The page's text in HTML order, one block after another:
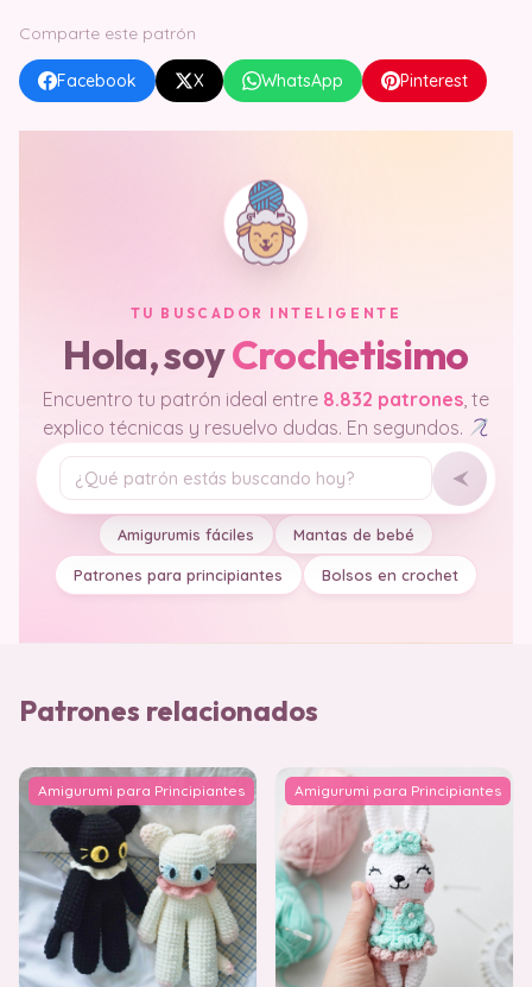
Comparte este patrón
Facebook X WhatsApp Pinterest
TU BUSCADOR INTELIGENTE
Hola, soyCrochetisimo
Encuentro tu patrón ideal entre 8.832 patrones, te
explico técnicas y resuelvo dudas. En segundos.
Tu pregunta
Amigurumis fáciles Mantas de bebé
Patrones para principiantes Bolsos en crochet
Patrones relacionados
Amigurumi para Principiantes Amigurumi para Principiantes